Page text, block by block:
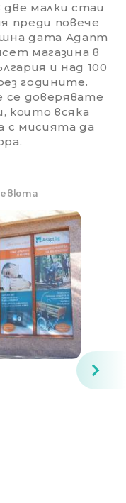
малки стаи
преди повече
дата Адапт
магазина в
и над 100
годините.
се доверявате
които всяка
с мисията да